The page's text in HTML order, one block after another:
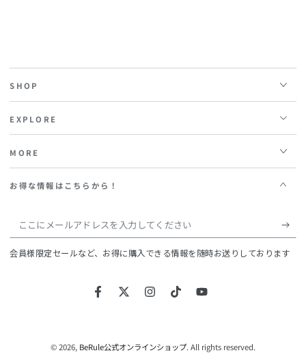
SHOP
EXPLORE
MORE
お得な情報はこちらから！
こ
こ
に
会員様限定セールなど、お得に購入できる情報を随時お送りしております
FacebookTwitterInstagramTikTokYouTube
© 2026, BeRule公式オンラインショップ. All rights reserved.